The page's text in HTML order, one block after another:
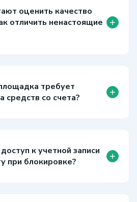
оценить качество
отличить ненастоящие
+
требует
средств со счета?
+
к учетной записи
при блокировке?
+